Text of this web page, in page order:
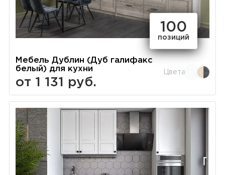
100
позиций
Мебель Дублин (Дуб галифакс
белый) для кухни
от 1 131 руб.
Цвета